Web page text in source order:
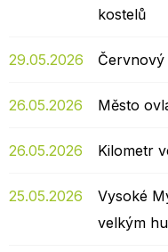
kostelů
29.05.2026
26.05.2026 Město
26.05.2026 Kilometr
25.05.2026
Vysoké
velkým